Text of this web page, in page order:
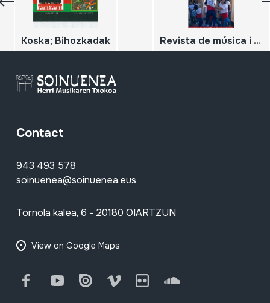
Koska; Bihozkadak Revista de música i cultura popular juliol-desembre 2018; Caramella; PARLEM DE... Campanes, campaners i campanars;
Contact
943 493 578
soinuenea@soinuenea.eus
Tornola kalea, 6 - 20180 OIARTZUN
View on Google Maps
FacebookYoutube Issuu Vimeo Flickr SoundCloud